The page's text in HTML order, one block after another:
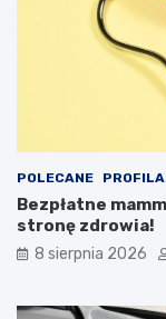
POLECANE
Bezpłatne
stronę zdrowia!
8 sierpnia 2026